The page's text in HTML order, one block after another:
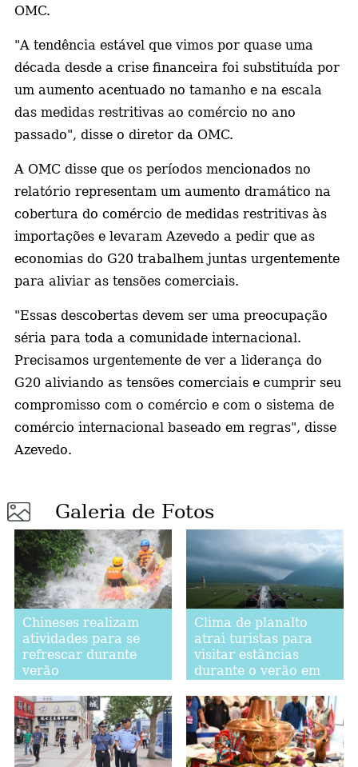
OMC.
"A tendência estável que vimos por quase uma
década desde a crise financeira foi substituída por
um aumento acentuado no tamanho e na escala
das medidas restritivas ao comércio no ano
passado", disse o diretor da OMC.
A OMC disse que os períodos mencionados no
relatório representam um aumento dramático na
cobertura do comércio de medidas restritivas às
importações e levaram Azevedo a pedir que as
economias do G20 trabalhem juntas urgentemente
para aliviar as tensões comerciais.
"Essas descobertas devem ser uma preocupação
séria para toda a comunidade internacional.
Precisamos urgentemente de ver a liderança do
G20 aliviando as tensões comerciais e cumprir seu
compromisso com o comércio e com o sistema de
comércio internacional baseado em regras", disse
Azevedo.
Galeria de Fotos
Chineses realizam
atividades para se
refrescar durante
verão
Clima de planalto
atrai turistas para
visitar estâncias
durante o verão em